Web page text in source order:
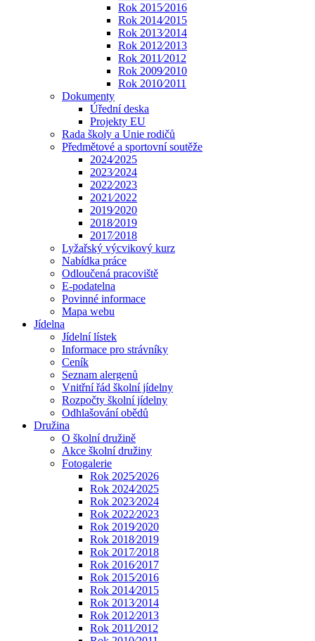
Rok 2015⁄2016
Rok 2014⁄2015
Rok 2013⁄2014
Rok 2012⁄2013
Rok 2011⁄2012
Rok 2009⁄2010
Rok 2010⁄2011
Dokumenty
Úřední deska
Projekty EU
Rada školy a Unie rodičů
Předmětové a sportovní soutěže
2024⁄2025
2023⁄2024
2022⁄2023
2021⁄2022
2019⁄2020
2018⁄2019
2017⁄2018
Lyžařský výcvikový kurz
Nabídka práce
Odloučená pracoviště
E-podatelna
Povinné informace
Mapa webu
Jídelna
Jídelní lístek
Informace pro strávníky
Ceník
Seznam alergenů
Vnitřní řád školní jídelny
Rozpočty školní jídelny
Odhlašování obědů
Družina
O školní družině
Akce školní družiny
Fotogalerie
Rok 2025⁄2026
Rok 2024⁄2025
Rok 2023⁄2024
Rok 2022⁄2023
Rok 2019⁄2020
Rok 2018⁄2019
Rok 2017⁄2018
Rok 2016⁄2017
Rok 2015⁄2016
Rok 2014⁄2015
Rok 2013⁄2014
Rok 2012⁄2013
Rok 2011⁄2012